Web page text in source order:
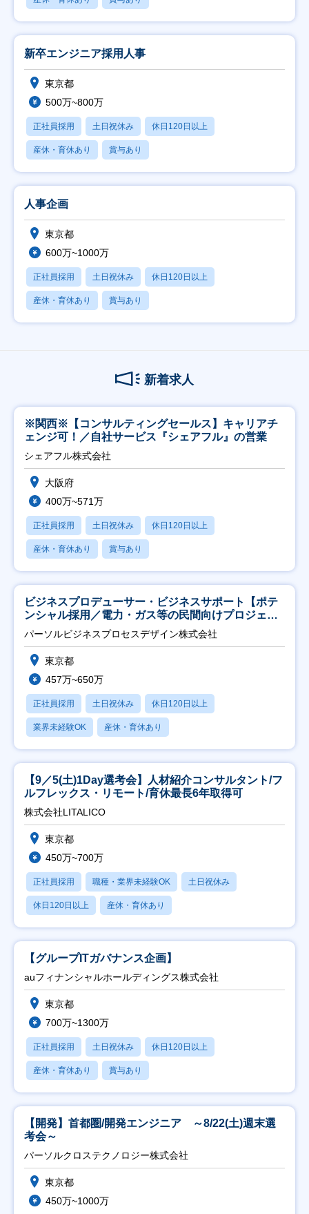
新卒エンジニア採用人事
東京都
500万~800万
正社員採用 土日祝休み 休日120日以上
産休・育休あり 賞与あり
人事企画
東京都
600万~1000万
正社員採用 土日祝休み 休日120日以上
産休・育休あり 賞与あり
新着求人
※関西※【コンサルティングセールス】キャリアチ
ェンジ可！／自社サービス『シェアフル』の営業
シェアフル株式会社
大阪府
400万~571万
正社員採用 土日祝休み 休日120日以上
産休・育休あり 賞与あり
ビジネスプロデューサー・ビジネスサポート【ポテ
ンシャル採用／電力・ガス等の民間向けプロジェク
ト推進】
パーソルビジネスプロセスデザイン株式会社
東京都
457万~650万
正社員採用 土日祝休み 休日120日以上
業界未経験OK 産休・育休あり
【9／5(土)1Day選考会】人材紹介コンサルタント/フ
ルフレックス・リモート/育休最長6年取得可
株式会社LITALICO
東京都
450万~700万
正社員採用 職種・業界未経験OK 土日祝休み
休日120日以上 産休・育休あり
【グループITガバナンス企画】
auフィナンシャルホールディングス株式会社
東京都
700万~1300万
正社員採用 土日祝休み 休日120日以上
産休・育休あり 賞与あり
【開発】首都圏/開発エンジニア ～8/22(土)週末選
考会～
パーソルクロステクノロジー株式会社
東京都
450万~1000万